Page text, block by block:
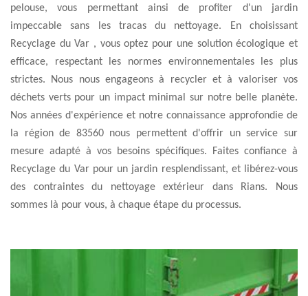
pelouse, vous permettant ainsi de profiter d'un jardin
impeccable sans les tracas du nettoyage. En choisissant
Recyclage du Var , vous optez pour une solution écologique et
efficace, respectant les normes environnementales les plus
strictes. Nous nous engageons à recycler et à valoriser vos
déchets verts pour un impact minimal sur notre belle planète.
Nos années d'expérience et notre connaissance approfondie de
la région de 83560 nous permettent d'offrir un service sur
mesure adapté à vos besoins spécifiques. Faites confiance à
Recyclage du Var pour un jardin resplendissant, et libérez-vous
des contraintes du nettoyage extérieur dans Rians. Nous
sommes là pour vous, à chaque étape du processus.